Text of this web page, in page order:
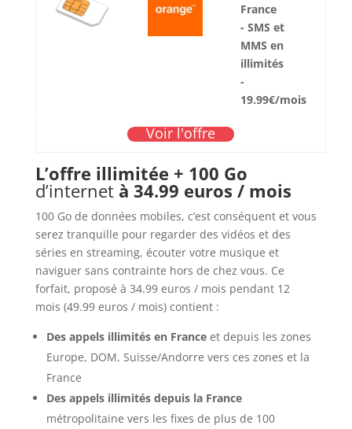
France
- SMS et
MMS en
illimités
-
19.99€/mois
Voir l'offre
L’offre illimitée + 100 Go
d’internetà 34.99 euros / mois
100 Go de données mobiles, c’est conséquent et vous
serez tranquille pour regarder des vidéos et des
séries en streaming, écouter votre musique et
naviguer sans contrainte hors de chez vous. Ce
forfait, proposé à 34.99 euros / mois pendant 12
mois (49.99 euros / mois) contient :
Des appels illimités en Franceet depuis les zones
Europe, DOM, Suisse/Andorre vers ces zones et la
France
Des appels illimités depuis la France
métropolitaine vers les fixes de plus de 100